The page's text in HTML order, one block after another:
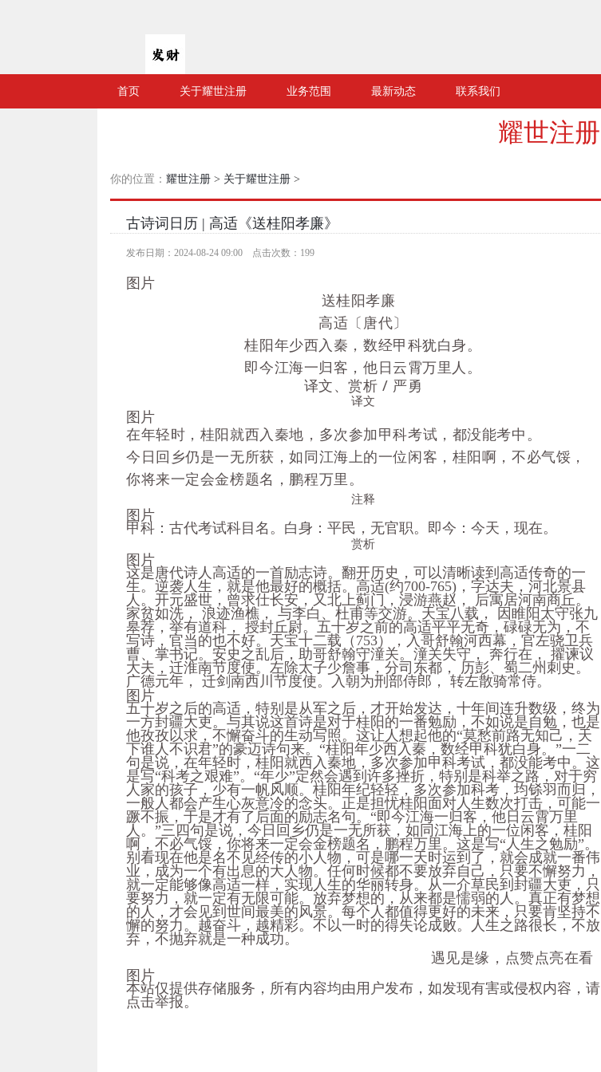
首页 关于耀世注册 业务范围 最新动态 联系我们
耀世注册
你的位置： 耀世注册 > 关于耀世注册 >
古诗词日历 | 高适《送桂阳孝廉》
发布日期：2024-08-24 09:00 点击次数：199
图片
送桂阳孝廉
高适〔唐代〕
桂阳年少西入秦，数经甲科犹白身。
即今江海一归客，他日云霄万里人。
译文、赏析 / 严勇
译文
图片
在年轻时，桂阳就西入秦地，多次参加甲科考试，都没能考中。
今日回乡仍是一无所获，如同江海上的一位闲客，桂阳啊，不必气馁，
你将来一定会金榜题名，鹏程万里。
注释
图片
甲科：古代考试科目名。白身：平民，无官职。即今：今天，现在。
赏析
图片
这是唐代诗人高适的一首励志诗。翻开历史，可以清晰读到高适传奇的一
生。逆袭人生，就是他最好的概括。高适(约700-765)，字达夫，河北景县
人。开元盛世，曾求仕长安，又北上蓟门，浸游燕赵， 后寓居河南商丘。
家贫如洗， 浪迹渔樵， 与李白、杜甫等交游。天宝八载， 因睢阳太守张九
皋荐，举有道科， 授封丘尉。五十岁之前的高适平平无奇，碌碌无为，不
写诗，官当的也不好。天宝十二载（753），入哥舒翰河西幕，官左骁卫兵
曹、掌书记。安史之乱后，助哥舒翰守潼关。潼关失守， 奔行在， 擢谏议
大夫，迁淮南节度使。左除太子少詹事，分司东都， 历彭、蜀二州刺史。
广德元年， 迁剑南西川节度使。入朝为刑部侍郎， 转左散骑常侍。
图片
五十岁之后的高适，特别是从军之后，才开始发达，十年间连升数级，终为
一方封疆大吏。与其说这首诗是对于桂阳的一番勉励，不如说是自勉，也是
他孜孜以求，不懈奋斗的生动写照。这让人想起他的“莫愁前路无知己，天
下谁人不识君”的豪迈诗句来。“桂阳年少西入秦，数经甲科犹白身。”一二
句是说，在年轻时，桂阳就西入秦地，多次参加甲科考试，都没能考中。这
是写“科考之艰难”。“年少”定然会遇到许多挫折，特别是科举之路，对于穷
人家的孩子，少有一帆风顺。桂阳年纪轻轻，多次参加科考，均铩羽而归，
一般人都会产生心灰意冷的念头。正是担忧桂阳面对人生数次打击，可能一
蹶不振，于是才有了后面的励志名句。“即今江海一归客，他日云霄万里
人。”三四句是说，今日回乡仍是一无所获，如同江海上的一位闲客，桂阳
啊，不必气馁，你将来一定会金榜题名，鹏程万里。这是写“人生之勉励”。
别看现在他是名不见经传的小人物，可是哪一天时运到了，就会成就一番伟
业，成为一个有出息的大人物。任何时候都不要放弃自己，只要不懈努力，
就一定能够像高适一样，实现人生的华丽转身。从一介草民到封疆大吏，只
要努力，就一定有无限可能。放弃梦想的，从来都是懦弱的人。真正有梦想
的人，才会见到世间最美的风景。每个人都值得更好的未来，只要肯坚持不
懈的努力。越奋斗，越精彩。不以一时的得失论成败。人生之路很长，不放
弃，不抛弃就是一种成功。
遇见是缘，点赞点亮在看
图片
本站仅提供存储服务，所有内容均由用户发布，如发现有害或侵权内容，请
点击举报。